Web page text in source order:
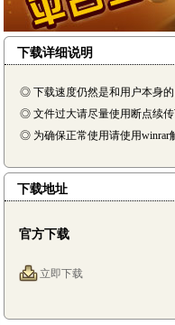
下载详细说明
◎ 下载速度仍然是和用户本身
◎ 文件过大请尽量使用断点续
◎ 为确保正常使用请使用winrar
下载地址
官方下载
立即下载